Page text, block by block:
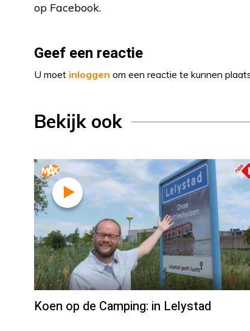
op Facebook.
Geef een reactie
U moet inloggen om een reactie te kunnen
Bekijk ook
Koen op de Camping: in Lelystad